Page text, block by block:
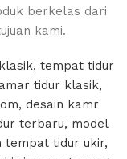
berkelas dari
kami.